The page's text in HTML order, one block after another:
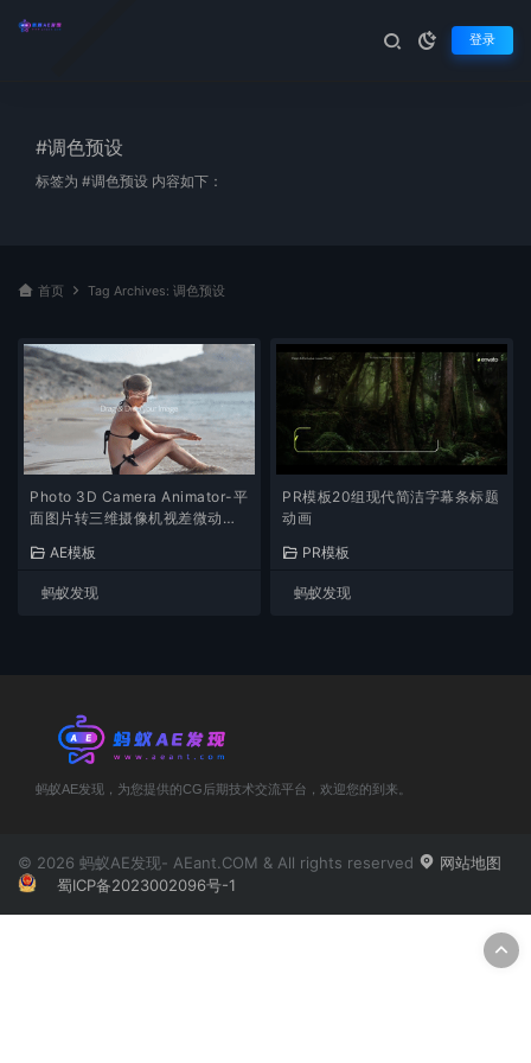
登录
#调色预设
标签为 #调色预设 内容如下：
首页 Tag Archives: 调色预设
Photo 3D Camera Animator-平
面图片转三维摄像机视差微动特
AE模板
蚂蚁发现
PR模板20组现代简洁字幕条标题
动画
PR模板
蚂蚁发现
蚂蚁AE发现，为您提供的CG后期技术交流平台，欢迎您的到来。
© 2026 蚂蚁AE发现- AEant.COM & All rights reserved
网站地图
蜀ICP备2023002096号-1